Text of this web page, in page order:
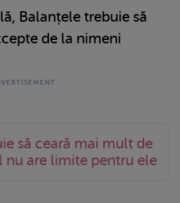
Balanțele trebuie să
de la nimeni
să ceară mai mult de
nu are limite pentru ele